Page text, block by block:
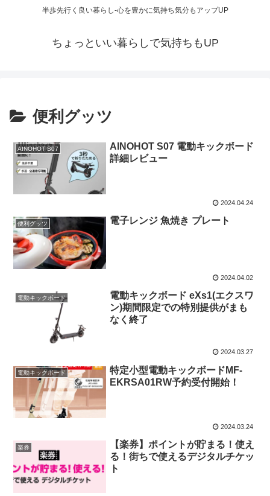
半歩先行く良い暮らし-心を豊かに気持ち気分もアップUP
ちょっといい暮らしで気持ちもUP
便利グッツ
AINOHOT S07
AINOHOT S07 電動キックボード
詳細レビュー
2024.04.24
便利グッツ 電子レンジ 魚焼き プレート
2024.04.02
電動キックボード
電動キックボード eXs1(エクスワ
ン)期間限定での特別提供がまも
なく終了
2024.03.27
電動キックボード
特定小型電動キックボードMF-
EKRSA01RW予約受付開始！
2024.03.24
楽券
【楽券】ポイントが貯まる！使え
る！街ちで使えるデジタルチケッ
ト